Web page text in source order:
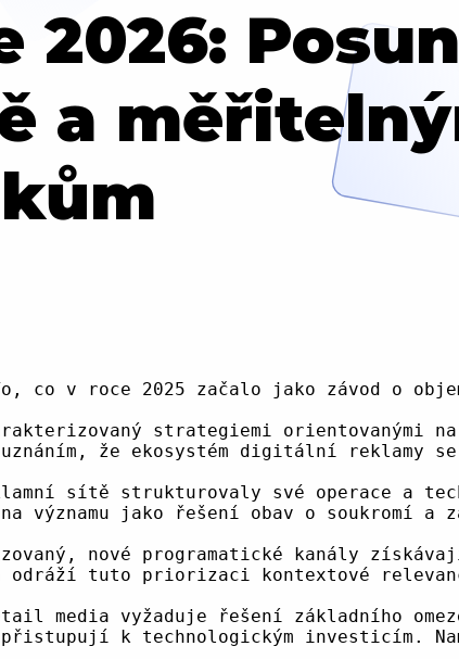
2026:
a
nad svými programatickými operacemi. Strategie zahrnuje budování přímých vztahů s klíčovými kupujícími, implementaci kurátorovaných tržišť a zavedení dat první strany a ověřených uživatelských modelů. Tyto mechanismy umožňují vydavatelům udržet si kontrolu a zároveň poskytovat inzerentům jasnější přehled o dodávkách, které nakupují.
### Infrastruktura kurace
Přechod ke kuraci vyžaduje podstatné změny ve způsobu, jakým reklamní sítě strukturovaly své operace a technologické zásobníky. Analýza dat, kontextové poznatky a segmentace publika se staly kritickými konkurenčními aktivy. Namísto toho, aby sloužily jako pouhé agregátory inventáře, se reklamní sítě vyvíjejí do sofistikovaných datových zprostředkovatelů, kteří rozumějí záměru publika, kontextu obsahu a požadavkům na bezpečnost značky na